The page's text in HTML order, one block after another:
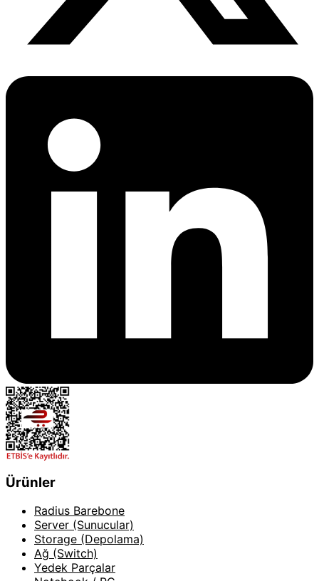
Ürünler
Radius Barebone
Server (Sunucular)
Storage (Depolama)
Ağ (Switch)
Yedek Parçalar